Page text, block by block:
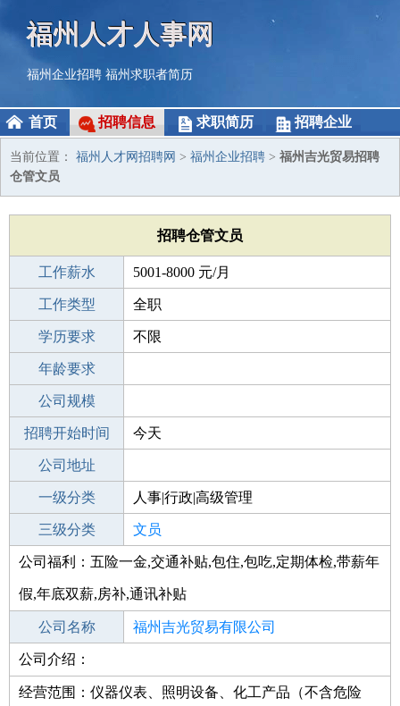
福州人才人事网
福州企业招聘 福州求职者简历
首页 招聘信息 求职简历 招聘企业
当前位置： 福州人才网招聘网 > 福州企业招聘 > 福州吉光贸易招聘
仓管文员
招聘仓管文员
工作薪水 5001-8000 元/月
招聘人数 若干
工作类型 全职
性别要求 -
学历要求 不限
工作经验
年龄要求
工作地点
公司规模
公司电话
招聘开始时间 今天
招聘结束时间
公司地址
一级分类 人事|行政|高级管理
二级分类 人事/行政
三级分类 文员
其他行业
公司福利：五险一金,交通补贴,包住,包吃,定期体检,带薪年
假,年底双薪,房补,通讯补贴
公司名称 福州吉光贸易有限公司
公司类型
公司介绍：
经营范围：仪器仪表、照明设备、化工产品（不含危险